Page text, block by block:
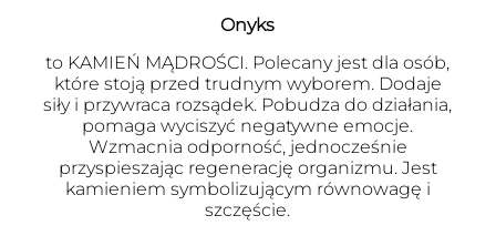
Onyks
to KAMIEŃ MĄDROŚCI. Polecany jest dla osób,
które stoją przed trudnym wyborem. Dodaje
siły i przywraca rozsądek. Pobudza do działania,
pomaga wyciszyć negatywne emocje.
Wzmacnia odporność, jednocześnie
przyspieszając regenerację organizmu. Jest
kamieniem symbolizującym równowagę i
szczęście.